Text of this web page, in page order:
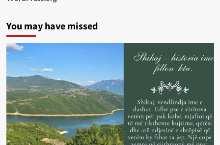
You may have missed